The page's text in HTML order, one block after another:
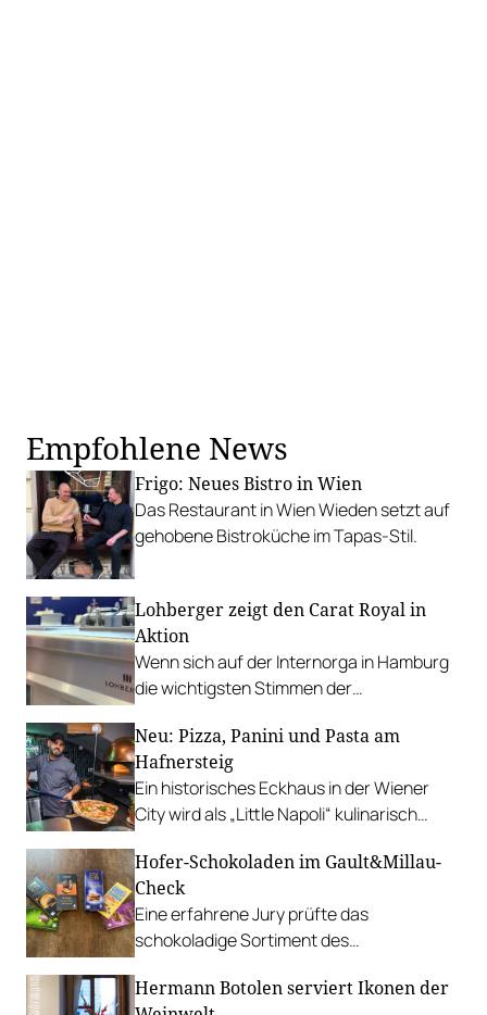
Empfohlene News
Frigo: Neues Bistro in Wien
Das Restaurant in Wien Wieden setzt auf
gehobene Bistroküche im Tapas-Stil.
Lohberger zeigt den Carat Royal in
Aktion
Wenn sich auf der Internorga in Hamburg
die wichtigsten Stimmen der
ein Name seit Jahren selbstverständlich
dazu: Lohberger.
Neu: Pizza, Panini und Pasta am
Hafnersteig
Ein historisches Eckhaus in der Wiener
City wird als „Little Napoli“ kulinarisch
Hofer-Schokoladen im Gault&Millau-
Check
Eine erfahrene Jury prüfte das
schokoladige Sortiment des
würdige Sieger.
Hermann Botolen serviert Ikonen der